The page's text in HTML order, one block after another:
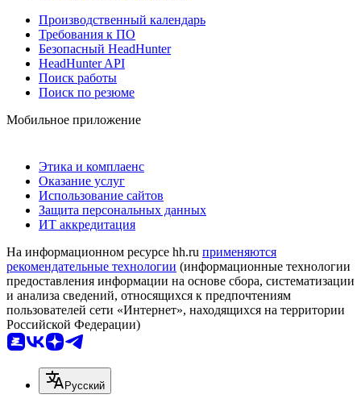
Производственный календарь
Требования к ПО
Безопасный HeadHunter
HeadHunter API
Поиск работы
Поиск по резюме
Мобильное приложение
Этика и комплаенс
Оказание услуг
Использование сайтов
Защита персональных данных
ИТ аккредитация
На информационном ресурсе hh.ru применяются
рекомендательные технологии (информационные технологии
предоставления информации на основе сбора, систематизации
и анализа сведений, относящихся к предпочтениям
пользователей сети «Интернет», находящихся на территории
Российской Федерации)
Русский